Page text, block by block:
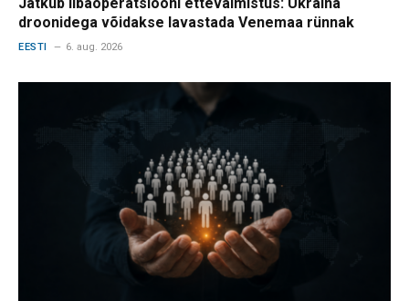
droonidega võidakse lavastada Venemaa rünnak
EESTI 6. aug. 2026